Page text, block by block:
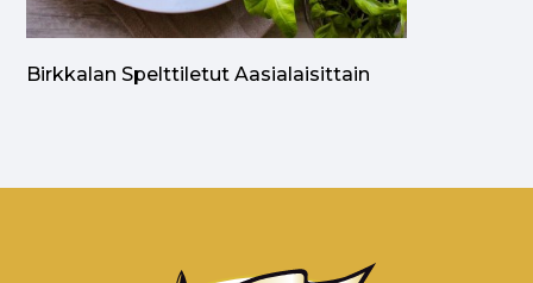
Birkkalan Spelttiletut Aasialaisittain